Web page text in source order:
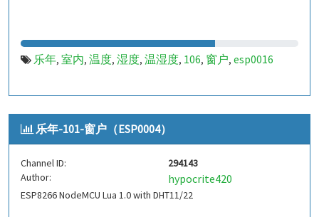
乐年, 室内, 温度, 湿度, 温湿度, 106, 窗户, esp0016
乐年-101-窗户（ESP0004）
Channel ID:
294143
Author:
hypocrite420
ESP8266 NodeMCU Lua 1.0 with DHT11/22